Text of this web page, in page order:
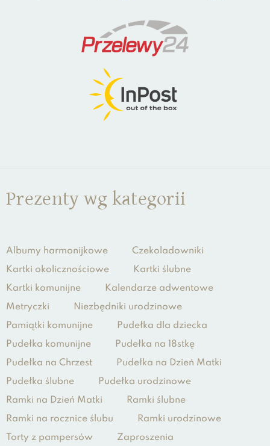
Prezenty wg kategorii
Albumy harmonijkowe
Czekoladowniki
Kartki okolicznościowe
Kartki ślubne
Kartki komunijne
Kalendarze adwentowe
Metryczki
Niezbędniki urodzinowe
Pamiątki komunijne
Pudełka dla dziecka
Pudełka komunijne
Pudełka na 18stkę
Pudełka na Chrzest
Pudełka na Dzień Matki
Pudełka ślubne
Pudełka urodzinowe
Ramki na Dzień Matki
Ramki ślubne
Ramki na rocznice ślubu
Ramki urodzinowe
Torty z pampersów
Zaproszenia